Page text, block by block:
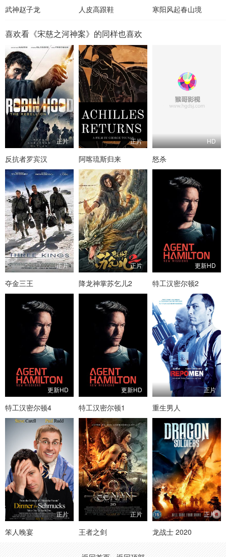
武神赵子龙 人皮高跟鞋 寒阳风起春山境
喜欢看《宋慈之河神案》的同样也喜欢
正片
反抗者罗宾汉
正片
阿喀琉斯归来
HD
怒杀
正片
夺金三王
正片
降龙神掌苏乞儿2
更新HD
特工汉密尔顿2
更新HD
特工汉密尔顿4
更新HD
特工汉密尔顿1
正片
重生男人
正片
笨人晚宴
正片
王者之剑
正片
龙战士 2020